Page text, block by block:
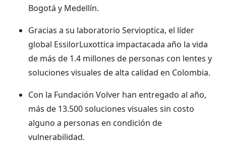
Bogotá y Medellín.
Gracias a su laboratorio Servioptica, el líder
global EssilorLuxottica impactacada año la vida
de más de 1.4 millones de personas con lentes y
soluciones visuales de alta calidad en Colombia.
Con la Fundación Volver han entregado al año,
más de 13.500 soluciones visuales sin costo
alguno a personas en condición de
vulnerabilidad.